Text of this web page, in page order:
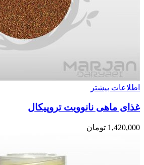
اطلاعات بیشتر
غذای ماهی نانوویت تروپیکال
1,420,000 تومان